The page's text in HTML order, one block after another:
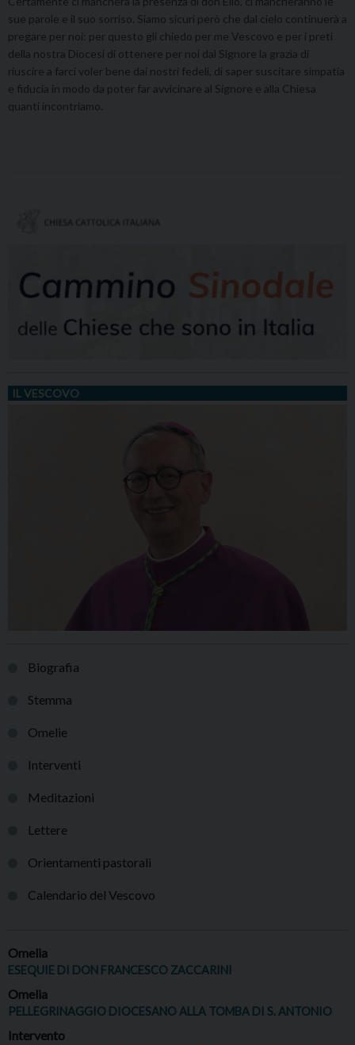
sue parole e il suo sorriso. Siamo sicuri però che dal cielo continuerà a
pregare per noi: per questo gli chiedo per me Vescovo e per i preti
della nostra Diocesi di ottenere per noi dal Signore la grazia di
riuscire a farci voler bene dai nostri fedeli, di saper suscitare simpatia
e fiducia in modo da poter far avvicinare al Signore e alla Chiesa
quanti incontriamo.
IL VESCOVO
Biografia
Stemma
Omelie
Interventi
Meditazioni
Lettere
Orientamenti pastorali
Calendario del Vescovo
Omelia
ESEQUIE DI DON FRANCESCO ZACCARINI
Omelia
PELLEGRINAGGIO DIOCESANO ALLA TOMBA DI S. ANTONIO
Intervento